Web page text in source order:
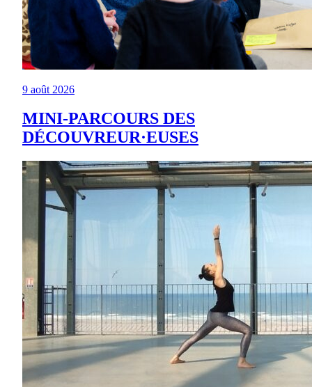
9 août 2026
MINI-PARCOURS DES
DÉCOUVREUR·EUSES